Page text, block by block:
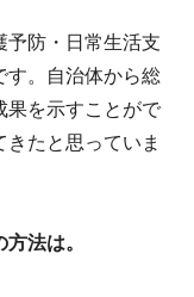
防・日常生活支
す。自治体から総
果を示すことがで
たと思っていま
法は。